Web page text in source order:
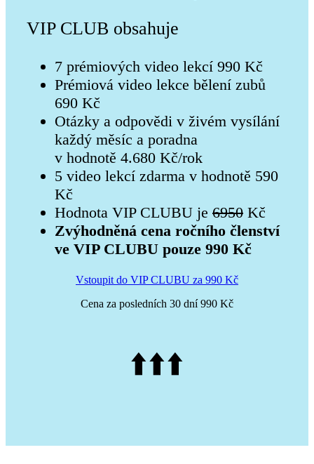
VIP CLUB obsahuje
7 prémiových video lekcí 990 Kč
Prémiová video lekce bělení zubů
690 Kč
Otázky a odpovědi v živém vysílání
každý měsíc a poradna
v hodnotě 4.680 Kč/rok
5 video lekcí zdarma v hodnotě 590
Kč
Hodnota VIP CLUBU je 6950Kč
Zvýhodněná cena ročního členství
ve VIP CLUBU pouze 990 Kč
Vstoupit do VIP CLUBU za 990 Kč
Cena za posledních 30 dní 990 Kč
⬆️⬆️⬆️